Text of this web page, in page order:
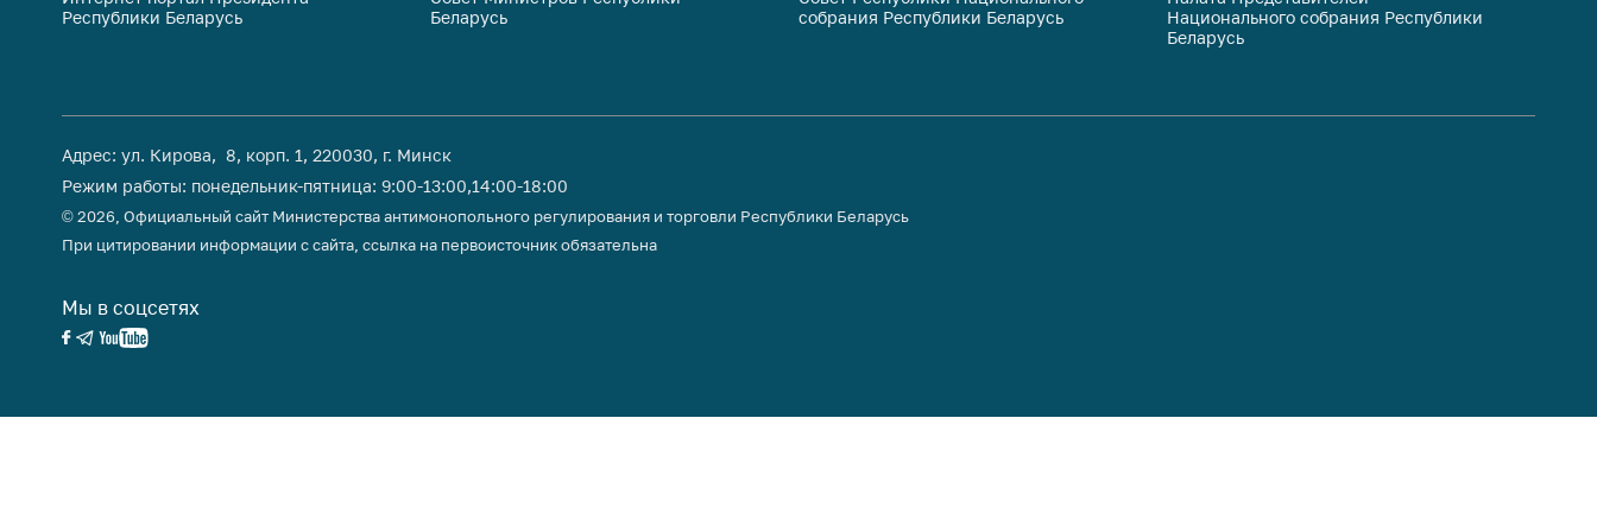
политики
Республики Беларусь
Беларусь
собрания Республики Беларусь
Национального собрания Республики
Беларусь
Адрес: ул. Кирова, 8, корп. 1, 220030, г. Минск
Режим работы: понедельник-пятница: 9:00-13:00,14:00-18:00
© 2026, Официальный сайт Министерства антимонопольного регулирования и торговли Республики Беларусь
При цитировании информации с сайта, ссылка на первоисточник обязательна
Мы в соцсетях